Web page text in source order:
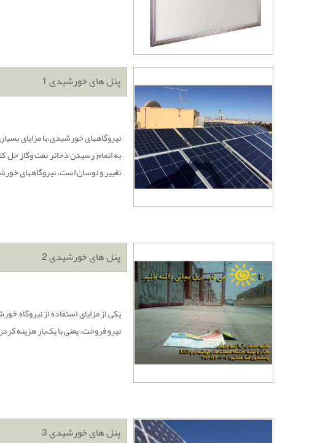
پنل های خورشیدی 1
نیروگاههای خورشیدی،با مزایای
به اتمام رسیدن ذخائر نفت وگاز حل
تغییر و نوسان است، نیروگاههای
پنل های خورشیدی 2
یکی از مزایای استفاده از نیروگاه
نیرو فروخت. یعنی با یک‌بار هزینه
پنل های خورشیدی 3